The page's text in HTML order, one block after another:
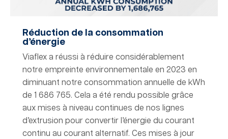
Réduction de la consommation
d’énergie
Viaflex a réussi à réduire considérablement
notre empreinte environnementale en 2023 en
diminuant notre consommation annuelle de kWh
de 1 686 765. Cela a été rendu possible grâce
aux mises à niveau continues de nos lignes
d’extrusion pour convertir l’énergie du courant
continu au courant alternatif. Ces mises à jour